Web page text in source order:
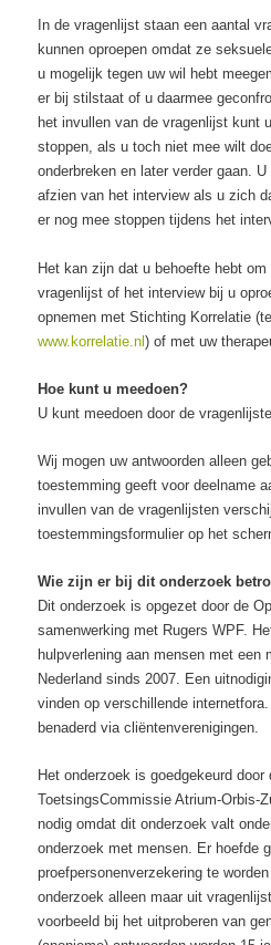
In de vragenlijst staan een aantal
kunnen oproepen omdat ze
u mogelijk tegen uw wil hebt
er bij stilstaat of u daarmee
het invullen van de vragenlijst kunt
stoppen, als u toch niet mee wilt
onderbreken en later verder gaan.
afzien van het interview als u zich
er nog mee stoppen tijdens het
Het kan zijn dat u behoefte hebt
vragenlijst of het interview bij u
opnemen met Stichting Korrelatie
www.korrelatie.nl) of met uw
Hoe kunt u meedoen?
U kunt meedoen door de
Wij mogen uw antwoorden alleen
toestemming geeft voor deelname
invullen van de vragenlijsten
toestemmingsformulier op het
Wie zijn er bij dit onderzoek
Dit onderzoek is opgezet door de
samenwerking met Rugers WPF.
hulpverlening aan mensen met een
Nederland sinds 2007. Een
vinden op verschillende
benaderd via cliëntenverenigingen.
Het onderzoek is goedgekeurd
ToetsingsCommissie Atrium-Orbis-
nodig omdat dit onderzoek valt
onderzoek met mensen. Er hoefde
proefpersonenverzekering te
onderzoek alleen maar uit
voorbeeld bij het uitproberen van